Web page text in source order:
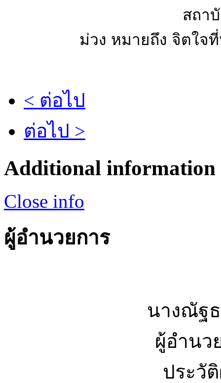
สถา
ม่วง หมายถึง จิตใจที่หนั
< ต่อไป
ต่อไป >
Additional information
Close info
ผู้อำนวยการ
นางณัฐ
ผู้อำนว
ประวั